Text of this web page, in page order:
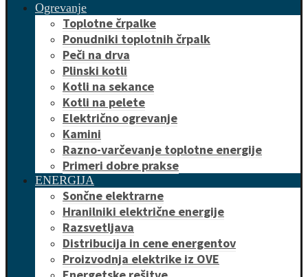
Ogrevanje
Toplotne črpalke
Ponudniki toplotnih črpalk
Peči na drva
Plinski kotli
Kotli na sekance
Kotli na pelete
Električno ogrevanje
Kamini
Razno-varčevanje toplotne energije
Primeri dobre prakse
ENERGIJA
Sončne elektrarne
Hranilniki električne energije
Razsvetljava
Distribucija in cene energentov
Proizvodnja elektrike iz OVE